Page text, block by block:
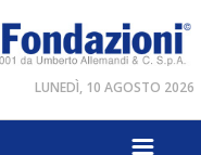
LUNEDÌ, 10 AGOSTO 2026